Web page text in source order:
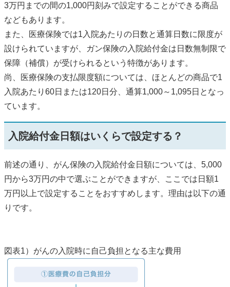
3万円までの間の1,000円刻みで設定することができる商品
などもあります。
また、医療保険では1入院あたりの日数と通算日数に限度が
設けられていますが、ガン保険の入院給付金は日数無制限で
保障（補償）が受けられるという特徴があります。
尚、医療保険の支払限度額については、ほとんどの商品で1
入院あたり60日または120日分、通算1,000～1,095日となっ
ています。
入院給付金日額はいくらで設定する？
前述の通り、がん保険の入院給付金日額については、5,000
円から3万円の中で選ぶことができますが、ここでは日額1
万円以上で設定することをおすすめします。理由は以下の通
りです。
図表1）がんの入院時に自己負担となる主な費用